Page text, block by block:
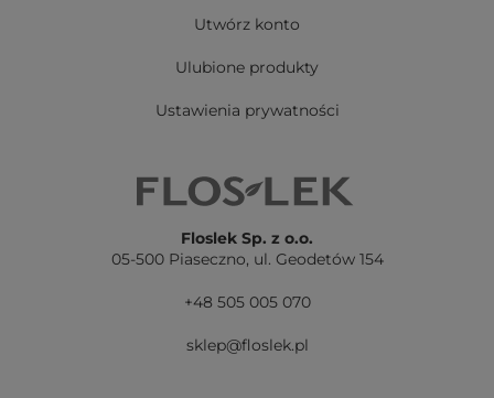
Utwórz konto
Ulubione produkty
Ustawienia prywatności
Floslek Sp. z o.o.
05-500 Piaseczno, ul. Geodetów 154
+48 505 005 070
sklep@floslek.pl